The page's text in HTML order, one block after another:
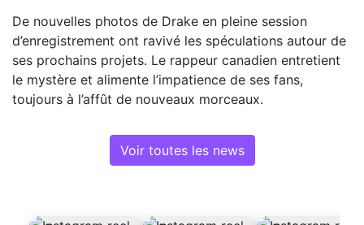
De nouvelles photos de Drake en pleine session
d’enregistrement ont ravivé les spéculations autour de
ses prochains projets. Le rappeur canadien entretient
le mystère et alimente l’impatience de ses fans,
toujours à l’affût de nouveaux morceaux.
Voir toutes les news